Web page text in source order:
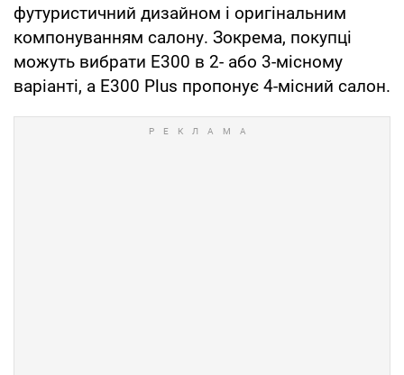
футуристичний дизайном і оригінальним
компонуванням салону. Зокрема, покупці
можуть вибрати E300 в 2- або 3-місному
варіанті, а Е300 Plus пропонує 4-місний салон.